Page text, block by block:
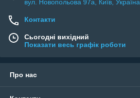
вул. Новопольова 97а, Київ, Україна
Контакти
Сьогодні вихідний
Показати весь графік роботи
Про нас